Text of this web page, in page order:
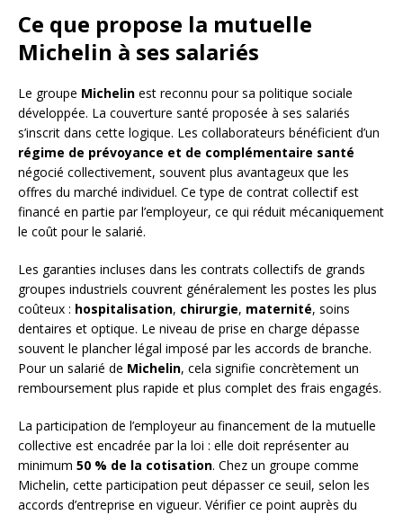
Ce que propose la mutuelle
Michelin à ses salariés
Le groupe Michelin est reconnu pour sa politique sociale
développée. La couverture santé proposée à ses salariés
s’inscrit dans cette logique. Les collaborateurs bénéficient d’un
régime de prévoyance et de complémentaire santé
négocié collectivement, souvent plus avantageux que les
offres du marché individuel. Ce type de contrat collectif est
financé en partie par l’employeur, ce qui réduit mécaniquement
le coût pour le salarié.
Les garanties incluses dans les contrats collectifs de grands
groupes industriels couvrent généralement les postes les plus
coûteux : hospitalisation, chirurgie, maternité, soins
dentaires et optique. Le niveau de prise en charge dépasse
souvent le plancher légal imposé par les accords de branche.
Pour un salarié de Michelin, cela signifie concrètement un
remboursement plus rapide et plus complet des frais engagés.
La participation de l’employeur au financement de la mutuelle
collective est encadrée par la loi : elle doit représenter au
minimum 50 % de la cotisation. Chez un groupe comme
Michelin, cette participation peut dépasser ce seuil, selon les
accords d’entreprise en vigueur. Vérifier ce point auprès du